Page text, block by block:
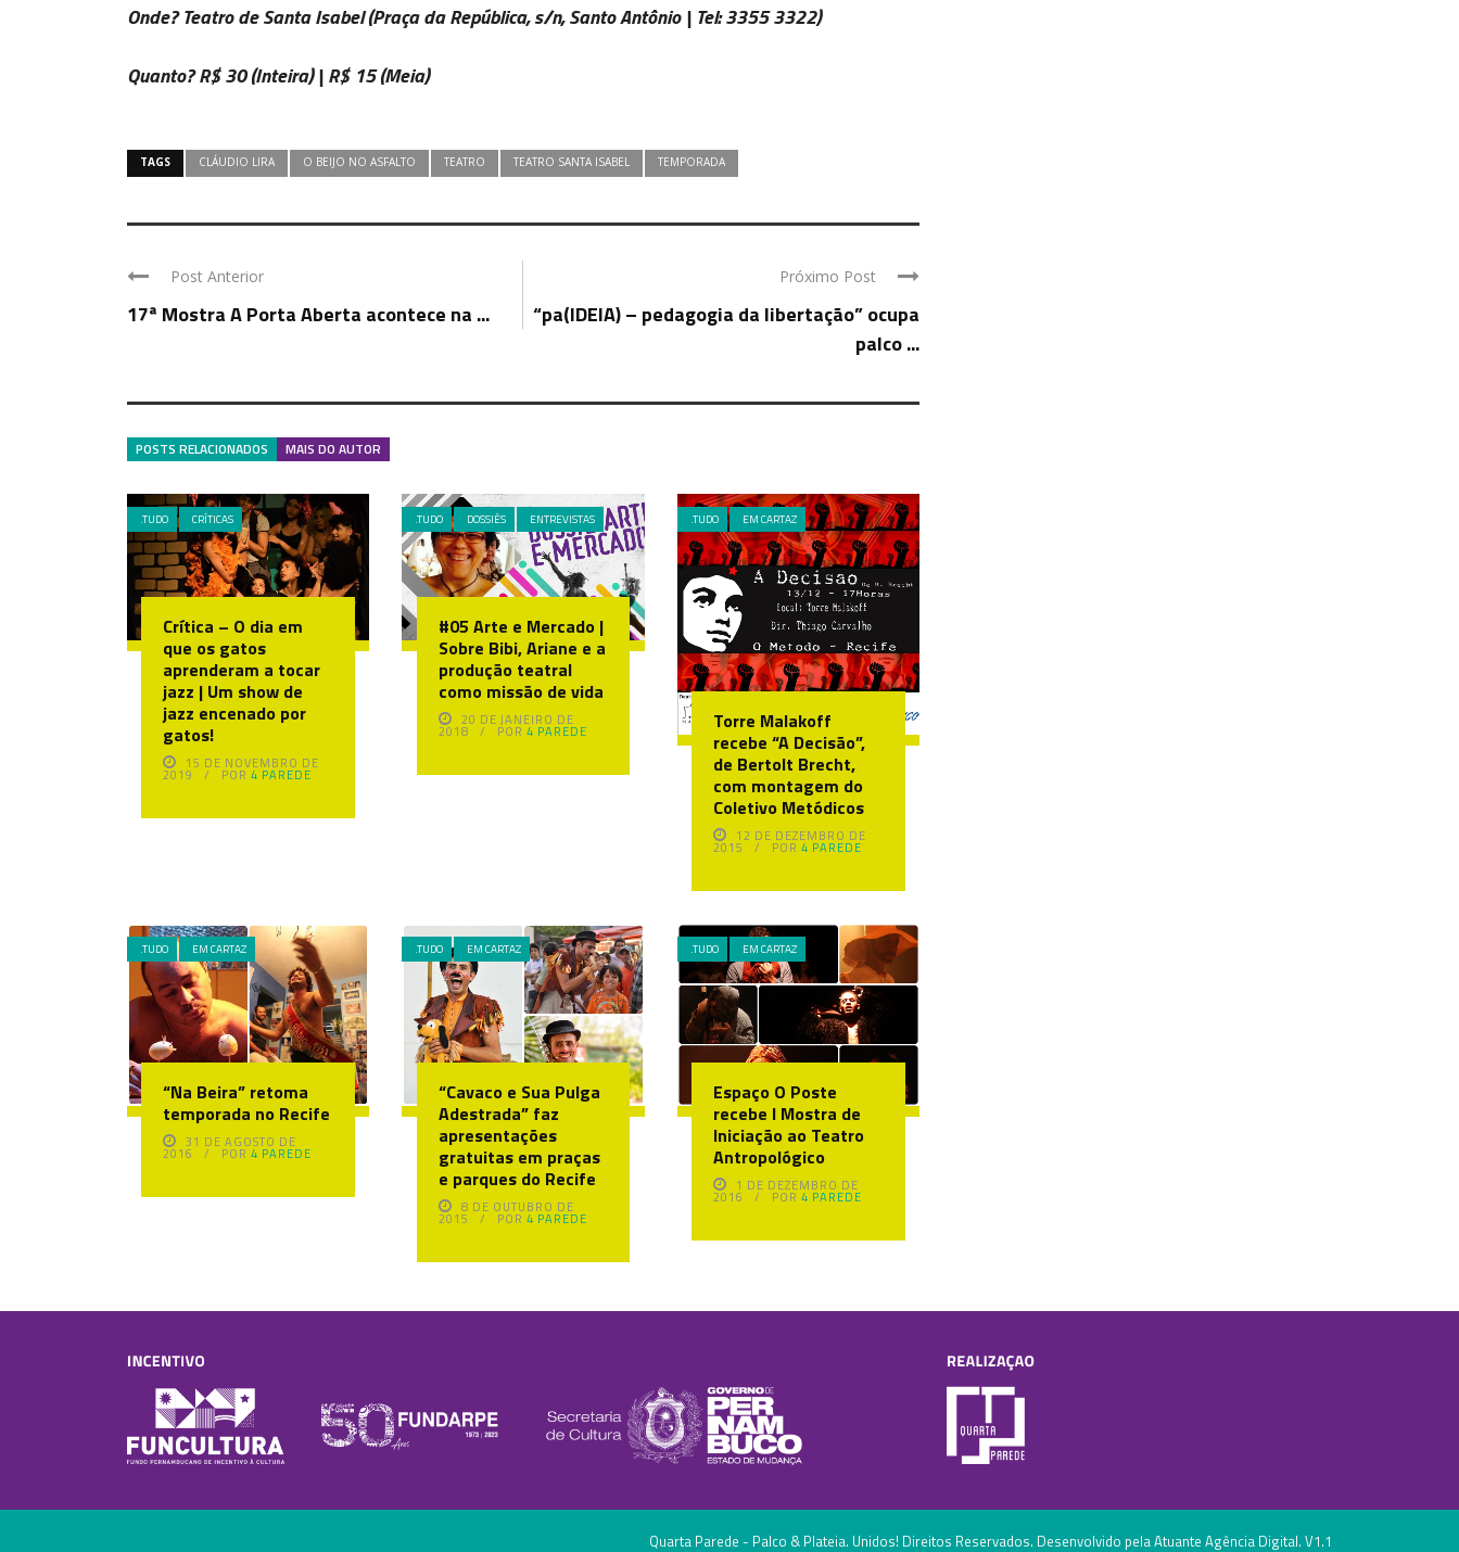
Onde?Teatro de Santa Isabel(Praça da República, s/n, Santo Antônio | Tel: 3355 3322)
Quanto?R$ 30(Inteira) |R$ 15(Meia)
TAGS CLÁUDIO LIRA O BEIJO NO ASFALTO TEATRO TEATRO SANTA ISABEL TEMPORADA
Post Anterior
17ª Mostra A Porta Aberta acontece na ...
Próximo Post
“pa(IDEIA) – pedagogia da libertação” ocupa
palco ...
POSTS RELACIONADOS MAIS DO AUTOR
.TUDO CRÍTICAS
Crítica – O dia em
que os gatos
aprenderam a tocar
jazz | Um show de
jazz encenado por
gatos!
15 DE NOVEMBRO DE
2019 POR4 PAREDE
.TUDO DOSSIÊS ENTREVISTAS
#05 Arte e Mercado |
Sobre Bibi, Ariane e a
produção teatral
como missão de vida
20 DE JANEIRO DE
2018 POR 4 PAREDE
.TUDO EM CARTAZ
Torre Malakoff
recebe “A Decisão”,
de Bertolt Brecht,
com montagem do
Coletivo Metódicos
12 DE DEZEMBRO DE
2015 POR4 PAREDE
.TUDO EM CARTAZ
“Na Beira” retoma
temporada no Recife
31 DE AGOSTO DE
2016 POR4 PAREDE
.TUDO EM CARTAZ
“Cavaco e Sua Pulga
Adestrada” faz
apresentações
gratuitas em praças
e parques do Recife
8 DE OUTUBRO DE
2015 POR 4 PAREDE
.TUDO EM CARTAZ
Espaço O Poste
recebe I Mostra de
Iniciação ao Teatro
Antropológico
1 DE DEZEMBRO DE
2016 POR4 PAREDE
Quarta Parede - Palco & Plateia. Unidos! Direitos Reservados. Desenvolvido pela Atuante Agência Digital. V1.1